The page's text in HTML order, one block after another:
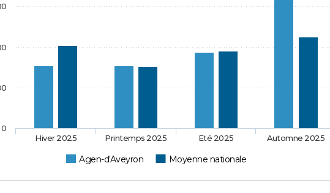
Agen-d'Aveyron Moyenne nationale
Hiver 2025 Printemps 2025 Eté 2025 Automne 2025
0